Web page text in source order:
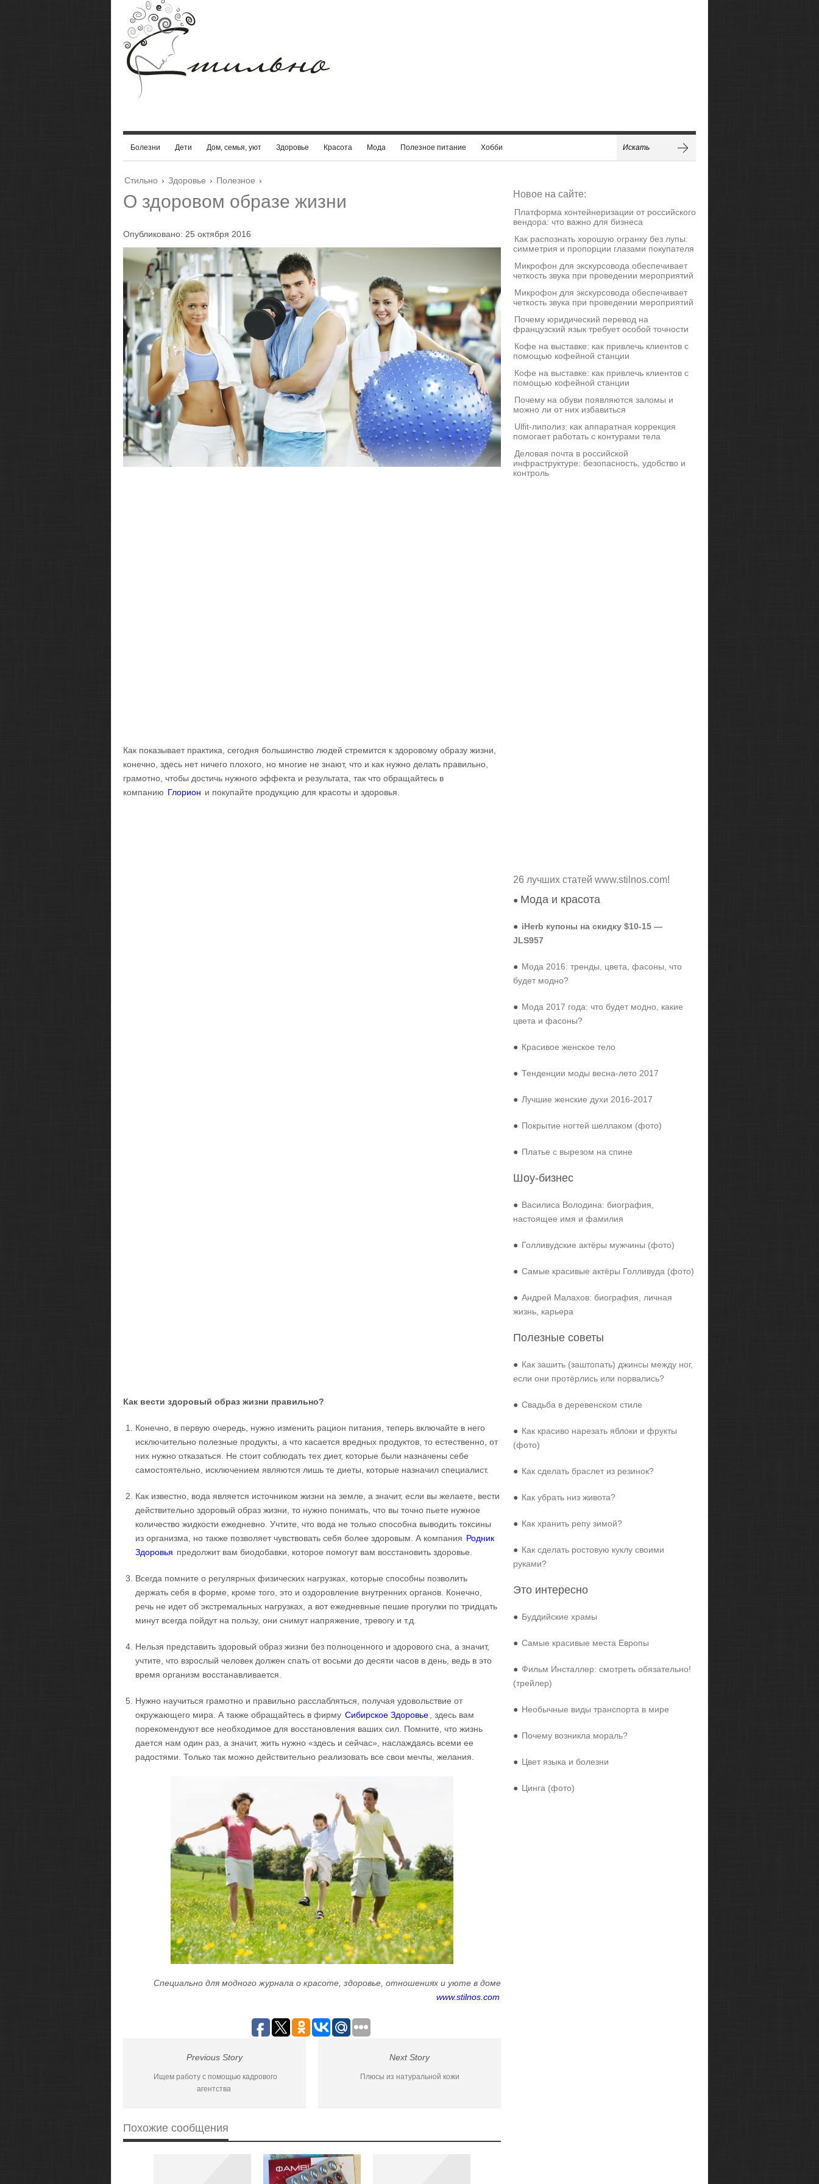
Болезни Дети Дом, семья, уют Здоровье Красота Мода Полезное питание Хобби
Стильно › Здоровье › Полезное ›
О здоровом образе жизни
Опубликовано: 25 октября 2016
Как показывает практика, сегодня большинство людей стремится к здоровому образу жизни,
конечно, здесь нет ничего плохого, но многие не знают, что и как нужно делать правильно,
грамотно, чтобы достичь нужного эффекта и результата, так что обращайтесь в
компанию Глорион и покупайте продукцию для красоты и здоровья.
Как вести здоровый образ жизни правильно?
Конечно, в первую очередь, нужно изменить рацион питания, теперь включайте в него
исключительно полезные продукты, а что касается вредных продуктов, то естественно, от
них нужно отказаться. Не стоит соблюдать тех диет, которые были назначены себе
самостоятельно, исключением являются лишь те диеты, которые назначил специалист.
Как известно, вода является источником жизни на земле, а значит, если вы желаете, вести
действительно здоровый образ жизни, то нужно понимать, что вы точно пьете нужное
количество жидкости ежедневно. Учтите, что вода не только способна выводить токсины
из организма, но также позволяет чувствовать себя более здоровым. А компания Родник
Здоровья предолжит вам биодобавки, которое помогут вам восстановить здоровье.
Всегда помните о регулярных физических нагрузках, которые способны позволить
держать себя в форме, кроме того, это и оздоровление внутренних органов. Конечно,
речь не идет об экстремальных нагрузках, а вот ежедневные пешие прогулки по тридцать
минут всегда пойдут на пользу, они снимут напряжение, тревогу и т.д.
Нельзя представить здоровый образ жизни без полноценного и здорового сна, а значит,
учтите, что взрослый человек должен спать от восьми до десяти часов в день, ведь в это
время организм восстанавливается.
Нужно научиться грамотно и правильно расслабляться, получая удовольствие от
окружающего мира. А также обращайтесь в фирму Сибирское Здоровье
, здесь вам
порекомендуют все необходимое для восстановления ваших сил. Помните, что жизнь
дается нам один раз, а значит, жить нужно «здесь и сейчас», наслаждаясь всеми ее
радостями. Только так можно действительно реализовать все свои мечты, желания.
Специально для модного журнала о красоте, здоровье, отношениях и уюте в доме
www.stilnos.com
Previous Story
Ищем работу с помощью кадрового
агентства
Next Story
Плюсы из натуральной кожи
Похожие сообщения
Новое на сайте:
Платформа контейнеризации от российского
вендора: что важно для бизнеса
Как распознать хорошую огранку без лупы:
симметрия и пропорции глазами покупателя
Микрофон для экскурсовода обеспечивает
четкость звука при проведении мероприятий
Микрофон для экскурсовода обеспечивает
четкость звука при проведении мероприятий
Почему юридический перевод на
французский язык требует особой точности
Кофе на выставке: как привлечь клиентов с
помощью кофейной станции
Кофе на выставке: как привлечь клиентов с
помощью кофейной станции
Почему на обуви появляются заломы и
можно ли от них избавиться
Ulfit-липолиз: как аппаратная коррекция
помогает работать с контурами тела
Деловая почта в российской
инфраструктуре: безопасность, удобство и
контроль
26 лучших статей www.stilnos.com!
● Мода и красота
● iHerb купоны на скидку $10-15 —
JLS957
● Мода 2016: тренды, цвета, фасоны, что
будет модно?
● Мода 2017 года: что будет модно, какие
цвета и фасоны?
● Красивое женское тело
● Тенденции моды весна-лето 2017
● Лучшие женские духи 2016-2017
● Покрытие ногтей шеллаком (фото)
● Платье с вырезом на спине
Шоу-бизнес
● Василиса Володина: биография,
настоящее имя и фамилия
● Голливудские актёры мужчины (фото)
● Самые красивые актёры Голливуда (фото)
● Андрей Малахов: биография, личная
жизнь, карьера
Полезные советы
● Как зашить (заштопать) джинсы между ног,
если они протёрлись или порвались?
● Свадьба в деревенском стиле
● Как красиво нарезать яблоки и фрукты
(фото)
● Как сделать браслет из резинок?
● Как убрать низ живота?
● Как хранить репу зимой?
● Как сделать ростовую куклу своими
руками?
Это интересно
● Буддийские храмы
● Самые красивые места Европы
● Фильм Инсталлер: смотреть обязательно!
(трейлер)
● Необычные виды транспорта в мире
● Почему возникла мораль?
● Цвет языка и болезни
● Цинга (фото)